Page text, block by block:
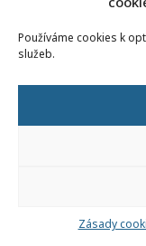
Používáme cookies k
služeb.
Zásady